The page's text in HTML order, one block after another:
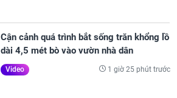
Cận cảnh quá trình bắt sống trăn khổng lồ
dài 4,5 mét bò vào vườn nhà dân
Video 1 giờ 25 phút trước